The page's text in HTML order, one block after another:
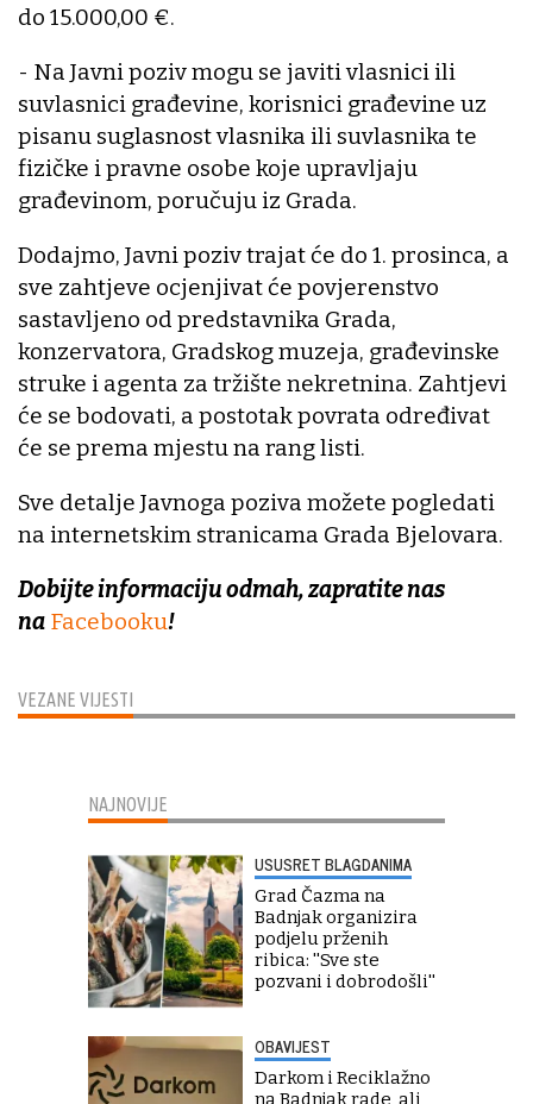
VEZANE VIJESTI
do 15.000,00 €.
- Na Javni poziv mogu se javiti vlasnici ili
suvlasnici građevine, korisnici građevine uz
pisanu suglasnost vlasnika ili suvlasnika te
fizičke i pravne osobe koje upravljaju
građevinom, poručuju iz Grada.
Dodajmo, Javni poziv trajat će do 1. prosinca, a
sve zahtjeve ocjenjivat će povjerenstvo
sastavljeno od predstavnika Grada,
konzervatora, Gradskog muzeja, građevinske
struke i agenta za tržište nekretnina. Zahtjevi
će se bodovati, a postotak povrata određivat
će se prema mjestu na rang listi.
Sve detalje Javnoga poziva možete pogledati
na internetskim stranicama Grada Bjelovara.
Dobijte informaciju odmah, zapratite nas
na Facebooku!
NAJNOVIJE
USUSRET BLAGDANIMA
Grad Čazma na
Badnjak organizira
podjelu prženih
ribica: ''Sve ste
pozvani i dobrodošli''
OBAVIJEST
Darkom i Reciklažno
na Badnjak rade, ali